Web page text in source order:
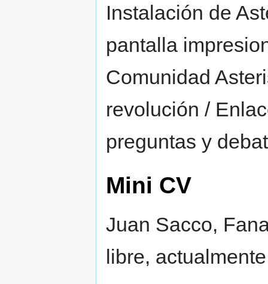
Instalación de
pantalla
Comunidad
revolución /
preguntas y
Mini CV
Juan Sacco,
libre,